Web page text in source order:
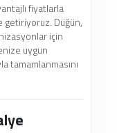
fiyatlarla
Düğün,
için
uygun
tamamlanmasını